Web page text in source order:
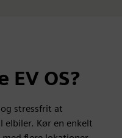
EV OS?
stressfrit at
Kør en enkelt